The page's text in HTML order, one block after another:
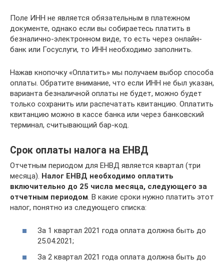
Поле ИНН не является обязательным в платежном
документе, однако если вы собираетесь платить в
безналично-электронном виде, то есть через онлайн-
банк или Госуслуги, то ИНН необходимо заполнить.
Нажав кнопочку «Оплатить» мы получаем выбор способа
оплаты. Обратите внимание, что если ИНН не был указан,
варианта безналичной оплаты не будет, можно будет
только сохранить или распечатать квитанцию. Оплатить
квитанцию можно в кассе банка или через банковский
терминал, считывающий бар-код.
Срок оплаты налога на ЕНВД
Отчетным периодом для ЕНВД является квартал (три
месяца). Налог ЕНВД необходимо оплатить
включительно до 25 числа месяца, следующего за
отчетным периодом . В какие сроки нужно платить этот
налог, понятно из следующего списка:
За 1 квартал 2021 года оплата должна быть до
25.04.2021;
За 2 квартал 2021 года оплата должна быть до